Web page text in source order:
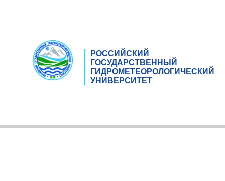
РОССИЙСКИЙ
ГОСУДАРСТВЕННЫЙ
ГИДРОМЕТЕОРОЛОГИЧЕСКИЙ
УНИВЕРСИТЕТ